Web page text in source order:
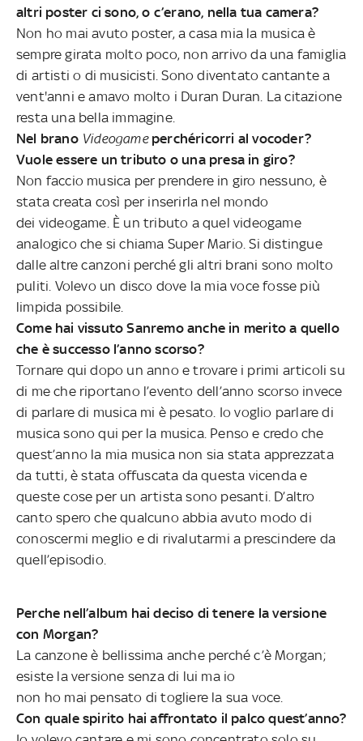
altri poster ci sono, o c’erano, nella tua camera?
Non ho mai avuto poster, a casa mia la musica è
sempre girata molto poco, non arrivo da una famiglia
di artisti o di musicisti. Sono diventato cantante a
vent'anni e amavo molto i Duran Duran. La citazione
resta una bella immagine.
Nel brano Videogameperchéricorri al vocoder?
Vuole essere un tributo o una presa in giro?
Non faccio musica per prendere in giro nessuno, è
stata creata così per inserirla nel mondo
dei videogame. È un tributo a quel videogame
analogico che si chiama Super Mario. Si distingue
dalle altre canzoni perché gli altri brani sono molto
puliti. Volevo un disco dove la mia voce fosse più
limpida possibile.
Come hai vissuto Sanremo anche in merito a quello
che è successo l’anno scorso?
Tornare qui dopo un anno e trovare i primi articoli su
di me che riportano l’evento dell’anno scorso invece
di parlare di musica mi è pesato. Io voglio parlare di
musica sono qui per la musica. Penso e credo che
quest’anno la mia musica non sia stata apprezzata
da tutti, è stata offuscata da questa vicenda e
queste cose per un artista sono pesanti. D’altro
canto spero che qualcuno abbia avuto modo di
conoscermi meglio e di rivalutarmi a prescindere da
quell’episodio.
Perche nell’album hai deciso di tenere la versione
con Morgan?
La canzone è bellissima anche perché c’è Morgan;
esiste la versione senza di lui ma io
non ho mai pensato di togliere la sua voce.
Con quale spirito hai affrontato il palco quest’anno?